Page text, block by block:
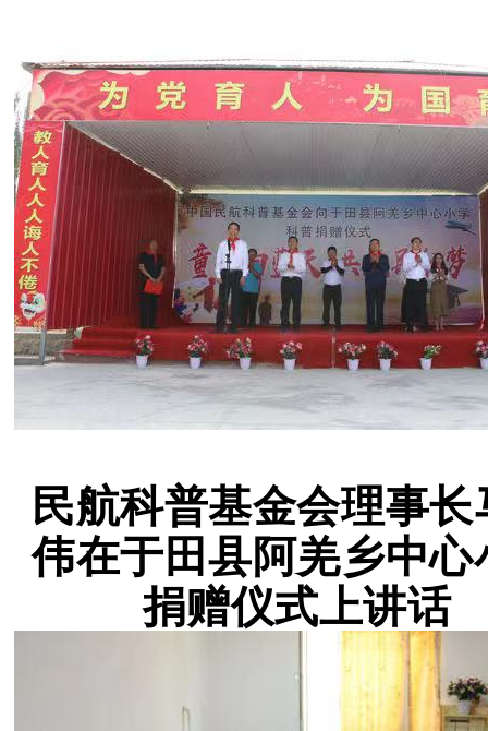
民航科普基金会理事长
伟在于田县阿羌乡中心
捐赠仪式上讲话